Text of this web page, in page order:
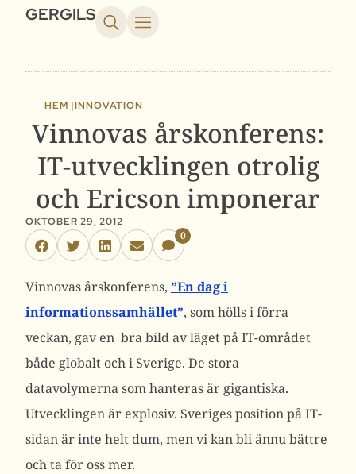
GERGILS
HEM |INNOVATION
Vinnovas årskonferens:
IT-utvecklingen otrolig
och Ericson imponerar
OKTOBER 29, 2012
0
Vinnovas årskonferens, ”En dag i
informationssamhället”, som hölls i förra
veckan, gav en bra bild av läget på IT-området
både globalt och i Sverige. De stora
datavolymerna som hanteras är gigantiska.
Utvecklingen är explosiv. Sveriges position på IT-
sidan är inte helt dum, men vi kan bli ännu bättre
och ta för oss mer.